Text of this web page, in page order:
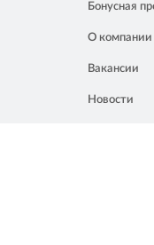
Бонусная
О компании
Вакансии
Новости